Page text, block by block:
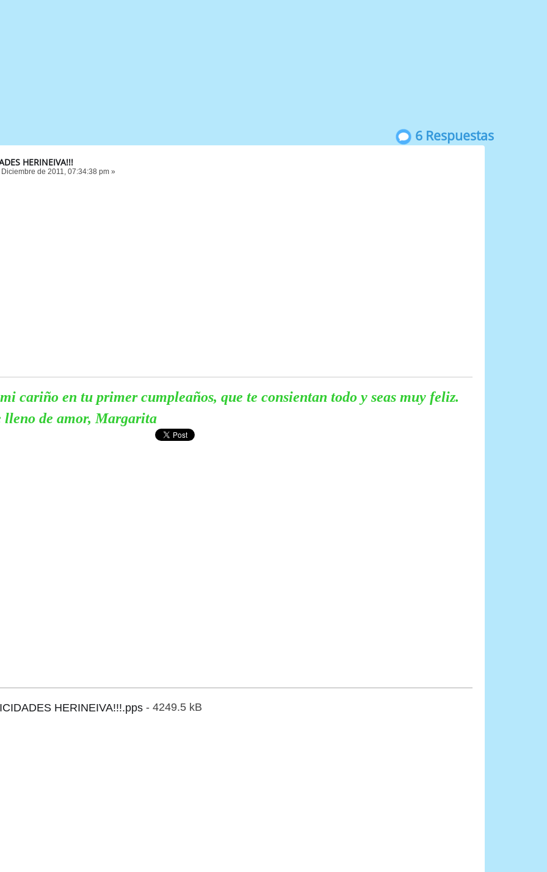
6 Respuestas
HERINEIVA!!!
de 2011, 07:34:38 pm »
cariño en tu primer cumpleaños, que te consientan todo y seas muy feliz.
lleno de amor, Margarita
HERINEIVA!!!.pps - 4249.5 kB